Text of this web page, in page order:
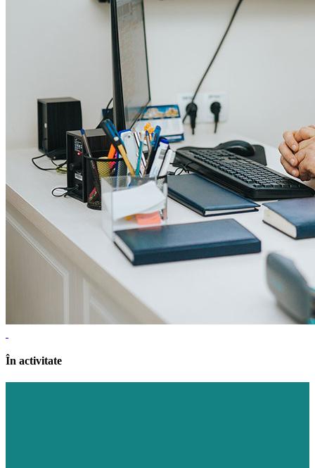
În activitate